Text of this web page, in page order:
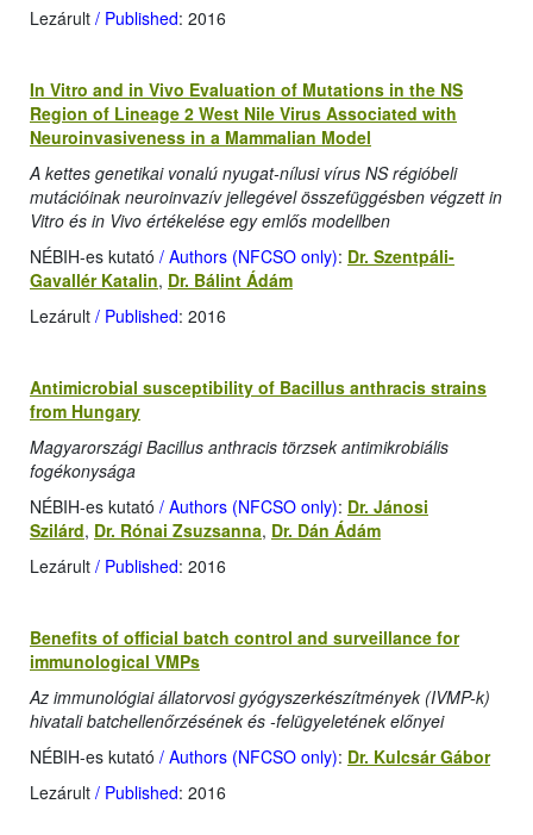
Lezárult / Published: 2016
In Vitro and in Vivo Evaluation of Mutations in the NS
Region of Lineage 2 West Nile Virus Associated with
Neuroinvasiveness in a Mammalian Model
A kettes genetikai vonalú nyugat-nílusi vírus NS régióbeli
mutációinak neuroinvazív jellegével összefüggésben végzett in
Vitro és in Vivo értékelése egy emlős modellben
NÉBIH-es kutató / Authors (NFCSO only): Dr. Szentpáli-
Gavallér Katalin, Dr. Bálint Ádám
Lezárult / Published: 2016
Antimicrobial susceptibility of Bacillus anthracis strains
from Hungary
Magyarországi Bacillus anthracis törzsek antimikrobiális
fogékonysága
NÉBIH-es kutató / Authors (NFCSO only): Dr. Jánosi
Szilárd, Dr. Rónai Zsuzsanna, Dr. Dán Ádám
Lezárult / Published: 2016
Benefits of official batch control and surveillance for
immunological VMPs
Az immunológiai állatorvosi gyógyszerkészítmények (IVMP-k)
hivatali batchellenőrzésének és -felügyeletének előnyei
NÉBIH-es kutató / Authors (NFCSO only): Dr. Kulcsár Gábor
Lezárult / Published: 2016